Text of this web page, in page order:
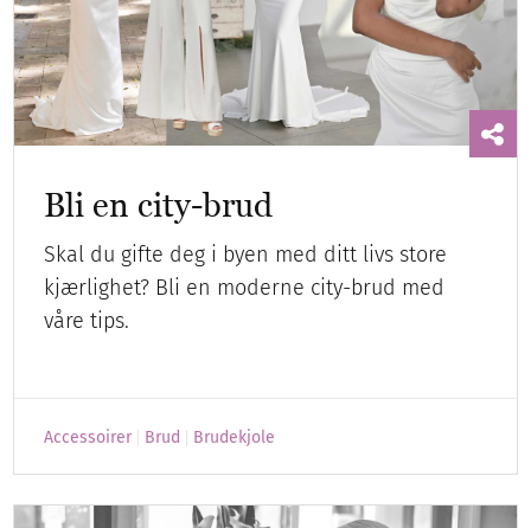
Bli en city-brud
Skal du gifte deg i byen med ditt livs store
kjærlighet? Bli en moderne city-brud med
våre tips.
Accessoirer Brud Brudekjole